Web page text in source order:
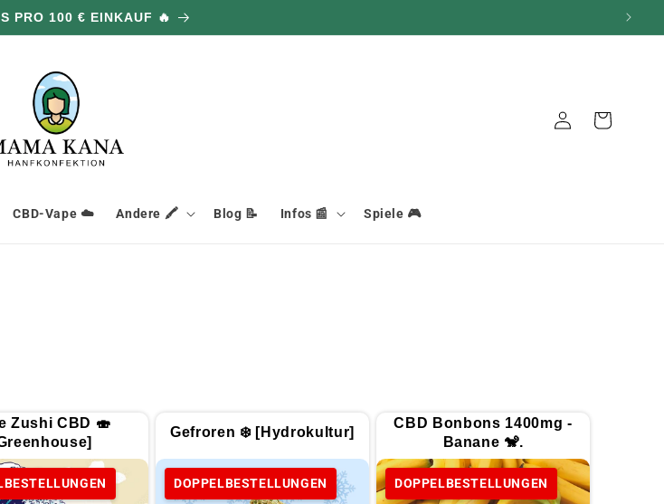
PRO 100 € EINKAUF 🔥
CBD-Vape ☁️ Andere 🖍️ Blog 📝 Infos 📰 Spiele 🎮
VerbindungWarenkorb
Zushi CBD 🍣
Gefroren ❄️ [Hydrokultur]
DOPPELBESTELLUNGEN
CBD Bonbons 1400mg -
Banane 🐒.
DOPPELBESTELLUNGEN